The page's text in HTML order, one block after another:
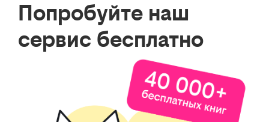
Попробуйте наш
сервис бесплатно